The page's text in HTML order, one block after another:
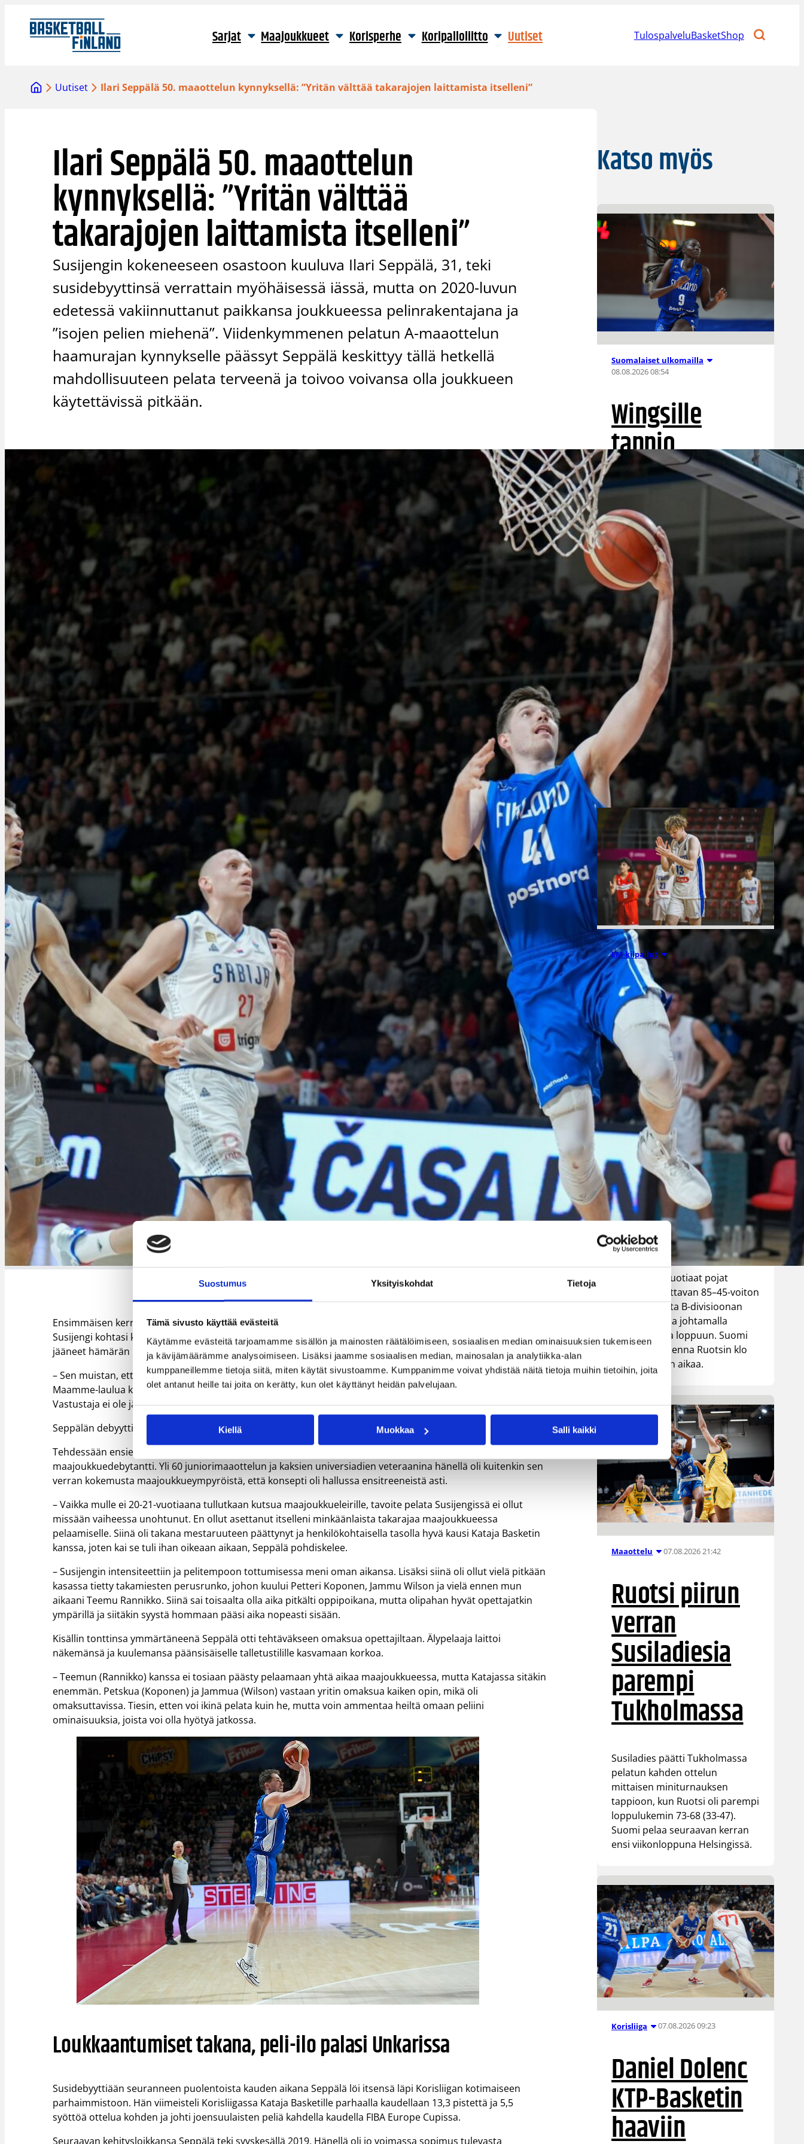
Suostumus Yksityiskohdat Tietoja
Tämä sivusto käyttää evästeitä
Käytämme evästeitä tarjoamamme sisällön ja mainosten räätälöimiseen, sosiaalisen median ominaisuuksien tukemiseen
ja kävijämäärämme analysoimiseen. Lisäksi jaamme sosiaalisen median, mainosalan ja analytiikka-alan
kumppaneillemme tietoja siitä, miten käytät sivustoamme. Kumppanimme voivat yhdistää näitä tietoja muihin tietoihin, joita
olet antanut heille tai joita on kerätty, kun olet käyttänyt heidän palvelujaan.
Kiellä Muokkaa Salli kaikki
sisältöön
Sarjat Maajoukkueet Korisperhe Koripalloliitto Uutiset TulospalveluBasketShop
Uutiset Ilari Seppälä 50. maaottelun kynnyksellä: ”Yritän välttää takarajojen laittamista itselleni”
Ilari Seppälä 50. maaottelun
kynnyksellä: ”Yritän välttää
takarajojen laittamista itselleni”
Susijengin kokeneeseen osastoon kuuluva Ilari Seppälä, 31, teki
susidebyyttinsä verrattain myöhäisessä iässä, mutta on 2020-luvun
edetessä vakiinnuttanut paikkansa joukkueessa pelinrakentajana ja
”isojen pelien miehenä”. Viidenkymmenen pelatun A-maaottelun
haamurajan kynnykselle päässyt Seppälä keskittyy tällä hetkellä
mahdollisuuteen pelata terveenä ja toivoo voivansa olla joukkueen
käytettävissä pitkään.
Ensimmäisen kerran Seppälä kiskaisi Suomi-paidan ylleen marraskuun 2017 MM-karsintaikkunassa, kun
Susijengi kohtasi kotikentällään Tshekin. Hän myöntää suoraan, että maajoukkuedebyytin yksityiskohdat ovat
jääneet hämärän peittoon.
– Sen muistan, että jännitti ja innosti. Samoin muistan sen tunnelman, mitä koin joukkue-esittelyjen jälkeen
Maamme-laulua kuunnellessa. Senkin verran muistan, että matsi taidettiin pelata Helsingin jäähallissa.
Vastustaja ei ole jäänyt mieleen, eikä se, miten matsi päättyi.
Seppälän debyyttipelissä Susijengi taipui Tshekkiä vastaan kotonaan pistein 56–64.
Tehdessään ensiesiintymisensä miesten maajoukkueessa Seppälä oli 24 vuotta täyttäneenä verrattain iäkäs
maajoukkuedebytantti. Yli 60 juniorimaaottelun ja kaksien universiadien veteraanina hänellä oli kuitenkin sen
verran kokemusta maajoukkueympyröistä, että konsepti oli hallussa ensitreeneistä asti.
– Vaikka mulle ei 20-21-vuotiaana tullutkaan kutsua maajoukkueleirille, tavoite pelata Susijengissä ei ollut
missään vaiheessa unohtunut. En ollut asettanut itselleni minkäänlaista takarajaa maajoukkueessa
pelaamiselle. Siinä oli takana mestaruuteen päättynyt ja henkilökohtaisella tasolla hyvä kausi Kataja Basketin
kanssa, joten kai se tuli ihan oikeaan aikaan, Seppälä pohdiskelee.
– Susijengin intensiteettiin ja pelitempoon tottumisessa meni oman aikansa. Lisäksi siinä oli ollut vielä pitkään
kasassa tietty takamiesten perusrunko, johon kuului Petteri Koponen, Jammu Wilson ja vielä ennen mun
aikaani Teemu Rannikko. Siinä sai toisaalta olla aika pitkälti oppipoikana, mutta olipahan hyvät opettajatkin
ympärillä ja siitäkin syystä hommaan pääsi aika nopeasti sisään.
Kisällin tonttinsa ymmärtäneenä Seppälä otti tehtäväkseen omaksua opettajiltaan. Älypelaaja laittoi
näkemänsä ja kuulemansa päänsisäiselle talletustilille kasvamaan korkoa.
– Teemun (Rannikko) kanssa ei tosiaan päästy pelaamaan yhtä aikaa maajoukkueessa, mutta Katajassa sitäkin
enemmän. Petskua (Koponen) ja Jammua (Wilson) vastaan yritin omaksua kaiken opin, mikä oli
omaksuttavissa. Tiesin, etten voi ikinä pelata kuin he, mutta voin ammentaa heiltä omaan peliini
ominaisuuksia, joista voi olla hyötyä jatkossa.
Loukkaantumiset takana, peli-ilo palasi Unkarissa
Susidebyyttiään seuranneen puolentoista kauden aikana Seppälä löi itsensä läpi Korisliigan kotimaiseen
parhaimmistoon. Hän viimeisteli Korisliigassa Kataja Basketille parhaalla kaudellaan 13,3 pistettä ja 5,5
syöttöä ottelua kohden ja johti joensuulaisten peliä kahdella kaudella FIBA Europe Cupissa.
Seuraavan kehitysloikkansa Seppälä teki syyskesällä 2019. Hänellä oli jo voimassa sopimus tulevasta
Katso myös
Suomalaiset ulkomailla
08.08.2026 08:54
Wingsille
tappio
Valkyriesia
vastaan –
Kuier neljä
pistettä ja
kaksi
torjuntaa
WNBA:ssa Dallas Wings kärsi
tappion, kun Golden State
Valkyries oli parempi
loppulukemin 94-76 (44-36).
Awak Kuier tilastoi vaihdoissa
yhdeksässä ja puolessa
minuutissa neljä pistettä, yhden
levypallon ja kaksi torjuntaa.
EM-kilpailut 08.08.2026 00:37
Suomen 16-
vuotiaat pojat
voittivat
Luxemburgin
– EM-kisojen
voittotili
aukesi
vakuuttavalla
pelillä
Suomen 16-vuotiaat pojat
ottivat vakuuttavan 85–45-voiton
Luxemburgista B-divisioonan
EM-kilpailuissa johtamalla
ottelua alusta loppuun. Suomi
kohtaa huomenna Ruotsin klo
19.30 Suomen aikaa.
Maaottelu 07.08.2026 21:42
Ruotsi piirun
verran
Susiladiesia
parempi
Tukholmassa
Susiladies päätti Tukholmassa
pelatun kahden ottelun
mittaisen miniturnauksen
tappioon, kun Ruotsi oli parempi
loppulukemin 73-68 (33-47).
Suomi pelaa seuraavan kerran
ensi viikonloppuna Helsingissä.
Korisliiga 07.08.2026 09:23
Daniel Dolenc
KTP-Basketin
haaviin